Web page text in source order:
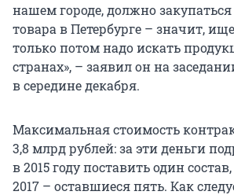
нашем городе, должно закупаться
товара в Петербурге – значит,
только потом надо искать
странах», – заявил он на
в середине декабря.
Максимальная стоимость
3,8 млрд рублей: за эти деньги
в 2015 году поставить один
2017 – оставшиеся пять. Как